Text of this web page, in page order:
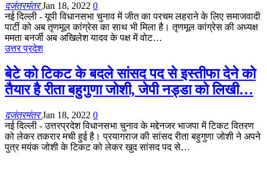
दजंतरमंतरJan 18, 2022 0
नई दिल्ली - यूपी विधानसभा चुनाव में जीत का परचम लहराने के लिए समाजवादी
पार्टी को अब तृणमूल कांग्रेस का साथ भी मिला है। तृणमूल कांग्रेस की अध्यक्ष
ममता बनर्जी अब अखिलेश यादव के पक्ष में वोट…
उत्तर प्रदेश
बेटे को टिकट के बदले सांसद पद से इस्तीफा देने को
तैयार है रीता बहुगुणा जोशी, जेपी नड्डा को लिखी…
दजंतरमंतरJan 18, 2022 0
नई दिल्ली - उत्तरप्रदेश विधानसभा चुनाव के मद्देनजर भाजपा में टिकट वितरण
को लेकर तकरार मची हुई है। प्रयागराज की सांसद रीता बहुगुणा जोशी ने अपने
पुत्र मयंक जोशी के टिकट को लेकर खुद सांसद पद से…